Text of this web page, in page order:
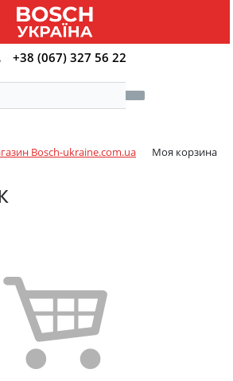
+38 (067) 327 56 22
Bosch-ukraine.com.ua Моя корзина